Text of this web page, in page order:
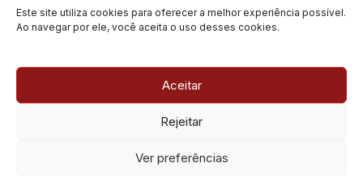
Este site utiliza cookies para oferecer a melhor experiência possível.
Ao navegar por ele, você aceita o uso desses cookies.
Aceitar
Rejeitar
Ver preferências
Entregando qualidade,
durabilidade e design.
Estamos à disposição.
São Paulo/SP – CEP: 05424-
São Paulo/SP – CEP: 05424-
Pague com Segurança